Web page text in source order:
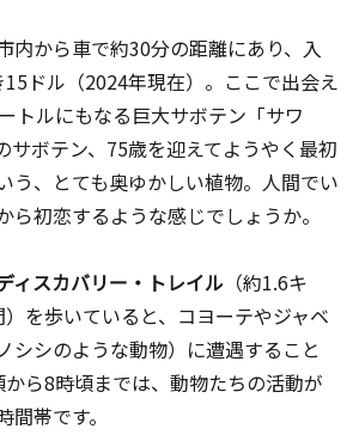
内から車で約30分の距離にあり、入
ドル（2024年現在）。ここで出会え
トルにもなる巨大サボテン「サワ
サボテン、75歳を迎えてようやく最初
う、とても奥ゆかしい植物。人間でい
ら初恋するような感じでしょうか。
ィスカバリー・トレイル （約1.6キ
を歩いていると、コヨーテやジャベ
シシのような動物）に遭遇すること
ら8時頃までは、動物たちの活動が
帯です。